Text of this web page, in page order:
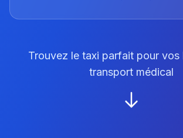
Trouvez le taxi parfait pour vos
transport médical